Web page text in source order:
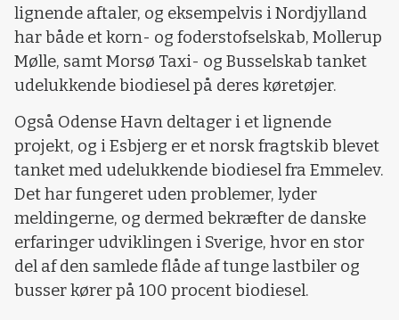
lignende aftaler, og eksempelvis i Nordjylland
har både et korn- og foderstofselskab, Mollerup
Mølle, samt Morsø Taxi- og Busselskab tanket
udelukkende biodiesel på deres køretøjer.
Også Odense Havn deltager i et lignende
projekt, og i Esbjerg er et norsk fragtskib blevet
tanket med udelukkende biodiesel fra Emmelev.
Det har fungeret uden problemer, lyder
meldingerne, og dermed bekræfter de danske
erfaringer udviklingen i Sverige, hvor en stor
del af den samlede flåde af tunge lastbiler og
busser kører på 100 procent biodiesel.